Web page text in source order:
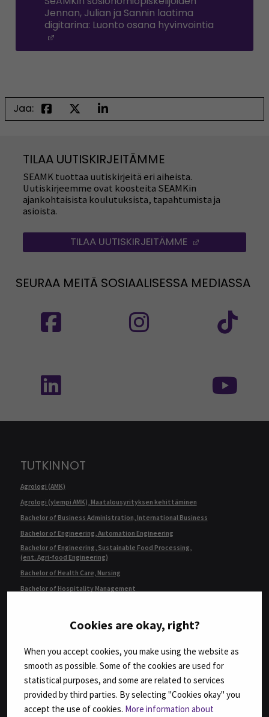
Cookies are okay, right?
When you accept cookies, you make using the website as
smooth as possible. Some of the cookies are used for
statistical purposes, and some are related to services
provided by third parties. By selecting "Cookies okay" you
accept the use of cookies. More information about
Jennan, Julian ja Sannin laatima
digitarina: Luonto osana hyvinvointia
Jaa:
TILAA UUTISKIRJEITÄMME
SEAMK tuottaa uutiskirjeitä eri aiheista.
Uutiskirjeemme ovat koosteita SEAMKin
ajankohtaisista koulutuksista, tapahtumista ja
asioista.
TILAA UUTISKIRJEITÄMME
SEURAA MEITÄ SOSIAALISESSA MEDIASSA
TUTKINNOT
Agrologi (AMK)
Agrologi (ylempi AMK), Maatalousyrityksen kehittäminen
Bachelor of Business Administration, International Business
Bachelor of Engineering, Automation Engineering
Bachelor of Engineering, Sustainable Food Processing,
(ent. Agri-food Engineering)
Bachelor of Health Care, Nursing
Bachelor of Hospitality Management
Insinööri (AMK), Bio- ja elintarviketekniikka
Insinööri (AMK), Konetekniikka,
Insinööri (AMK), Rakennustekniikka
Insinööri (AMK), Tietotekniikka